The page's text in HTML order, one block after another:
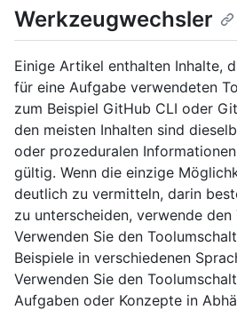
Werkzeugwechsler
Einige Artikel enthalten Inhalte,
für eine Aufgabe verwendeten
zum Beispiel GitHub CLI oder
den meisten Inhalten sind
oder prozeduralen
gültig. Wenn die einzige
deutlich zu vermitteln, darin
zu unterscheiden, verwende den
Verwenden Sie den
Beispiele in verschiedenen
Verwenden Sie den
Aufgaben oder Konzepte in